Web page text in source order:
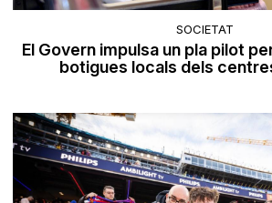
SOCIETAT
El Govern impulsa un pla pilot
botigues locals dels